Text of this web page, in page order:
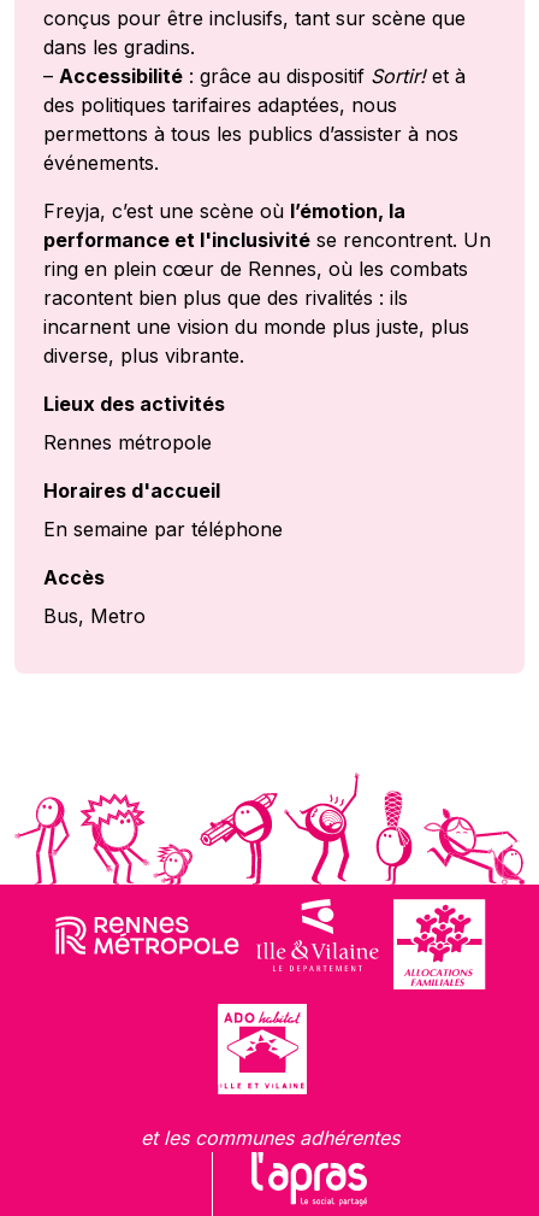
conçus pour être inclusifs, tant sur scène que
dans les gradins.
– Accessibilité : grâce au dispositif Sortir!et à
des politiques tarifaires adaptées, nous
permettons à tous les publics d’assister à nos
événements.
Freyja, c’est une scène où l’émotion, la
performance et l'inclusivité se rencontrent. Un
ring en plein cœur de Rennes, où les combats
racontent bien plus que des rivalités : ils
incarnent une vision du monde plus juste, plus
diverse, plus vibrante.
Lieux des activités
Rennes métropole
Horaires d'accueil
En semaine par téléphone
Accès
Bus, Metro
et les communes adhérentes